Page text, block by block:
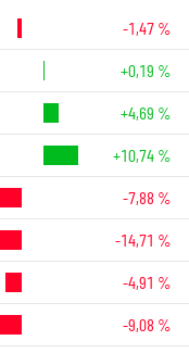
-1,47 %
+0,19 %
+4,69 %
+10,74 %
-7,88 %
-14,71 %
-4,91 %
-9,08 %